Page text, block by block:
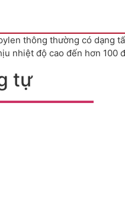
thông thường có dạng
nhiệt độ cao đến hơn
tự